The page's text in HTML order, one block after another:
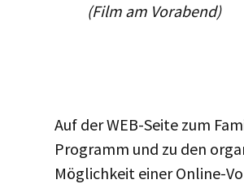
(Film am Vorabend)
Auf der WEB-Seite zum
Programm und zu den
Möglichkeit einer Online-